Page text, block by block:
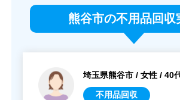
熊谷市の不用品回収
埼玉県熊谷市 / 女性 / 40
不用品回収